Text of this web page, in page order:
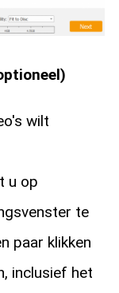
wilt
u op
te
paar klikken
inclusief het